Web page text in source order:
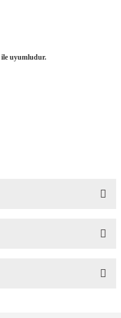
ile uyumludur.